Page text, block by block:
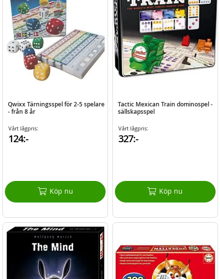
Qwixx Tärningsspel för 2-5 spelare
- från 8 år
Vårt lågpris:
124:-
Köp nu
Tactic Mexican Train dominospel -
sällskapsspel
Vårt lågpris:
327:-
Köp nu